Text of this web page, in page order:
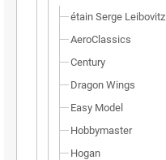
étain Serge Leibovitz
AeroClassics
Century
Dragon Wings
Easy Model
Hobbymaster
Hogan